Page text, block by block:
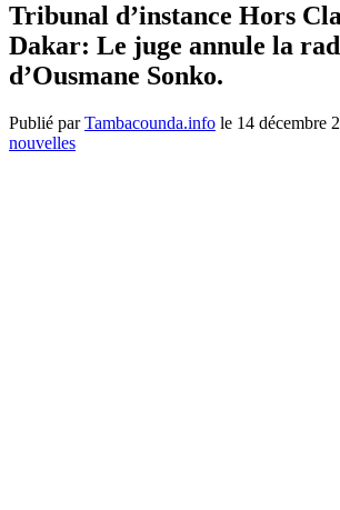
Tribunal d’instance Hors
Dakar: Le juge annule la
d’Ousmane Sonko.
Publié parTambacounda.info le 14 décembre
nouvelles